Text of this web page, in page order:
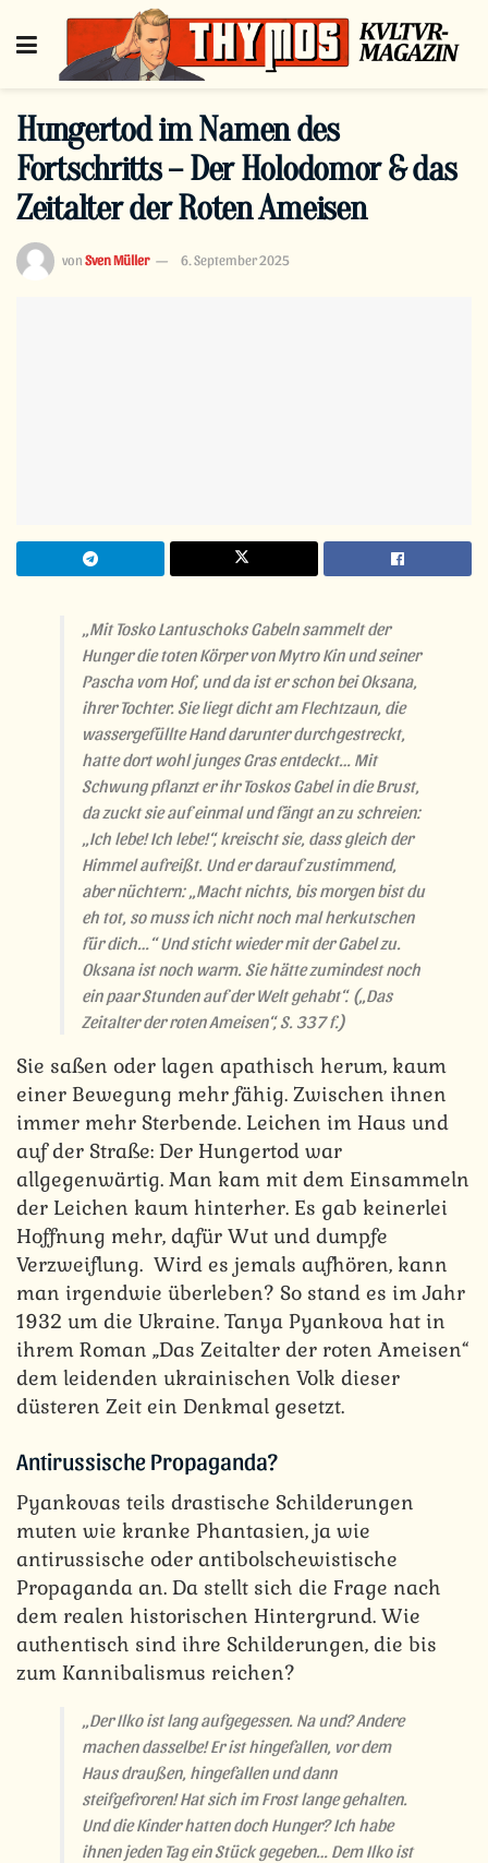
Hungertod im Namen des
Fortschritts – Der Holodomor & das
Zeitalter der Roten Ameisen
von Sven Müller 6. September 2025
„Mit Tosko Lantuschoks Gabeln sammelt der
Hunger die toten Körper von Mytro Kin und seiner
Pascha vom Hof, und da ist er schon bei Oksana,
ihrer Tochter. Sie liegt dicht am Flechtzaun, die
wassergefüllte Hand darunter durchgestreckt,
hatte dort wohl junges Gras entdeckt… Mit
Schwung pflanzt er ihr Toskos Gabel in die Brust,
da zuckt sie auf einmal und fängt an zu schreien:
„Ich lebe! Ich lebe!“, kreischt sie, dass gleich der
Himmel aufreißt. Und er darauf zustimmend,
aber nüchtern: „Macht nichts, bis morgen bist du
eh tot, so muss ich nicht noch mal herkutschen
für dich…“ Und sticht wieder mit der Gabel zu.
Oksana ist noch warm. Sie hätte zumindest noch
ein paar Stunden auf der Welt gehabt“.(„Das
Zeitalter der roten Ameisen“, S. 337 f.)
Sie saßen oder lagen apathisch herum, kaum
einer Bewegung mehr fähig. Zwischen ihnen
immer mehr Sterbende. Leichen im Haus und
auf der Straße: Der Hungertod war
allgegenwärtig. Man kam mit dem Einsammeln
der Leichen kaum hinterher. Es gab keinerlei
Hoffnung mehr, dafür Wut und dumpfe
Verzweiflung. Wird es jemals aufhören, kann
man irgendwie überleben? So stand es im Jahr
1932 um die Ukraine. Tanya Pyankova hat in
ihrem Roman „Das Zeitalter der roten Ameisen“
dem leidenden ukrainischen Volk dieser
düsteren Zeit ein Denkmal gesetzt.
Antirussische Propaganda?
Pyankovas teils drastische Schilderungen
muten wie kranke Phantasien, ja wie
antirussische oder antibolschewistische
Propaganda an. Da stellt sich die Frage nach
dem realen historischen Hintergrund. Wie
authentisch sind ihre Schilderungen, die bis
zum Kannibalismus reichen?
„Der Ilko ist lang aufgegessen. Na und? Andere
machen dasselbe! Er ist hingefallen, vor dem
Haus draußen, hingefallen und dann
steifgefroren! Hat sich im Frost lange gehalten.
Und die Kinder hatten doch Hunger? Ich habe
ihnen jeden Tag ein Stück gegeben… Dem Ilko ist